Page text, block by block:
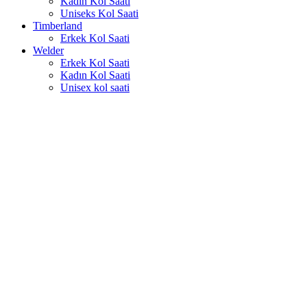
Uniseks Kol Saati
Timberland
Erkek Kol Saati
Welder
Erkek Kol Saati
Kadın Kol Saati
Unisex kol saati